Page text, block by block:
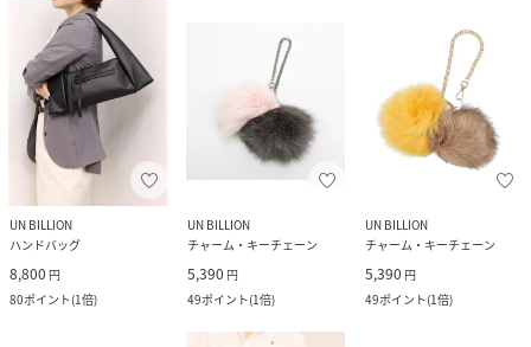
UN BILLION
ハンドバッグ
8,800 円
80ポイント(1倍)
UN BILLION
チャーム・キーチェーン
5,390 円
49ポイント(1倍)
UN BILLION
チャーム・キーチェーン
5,390 円
49ポイント(1倍)